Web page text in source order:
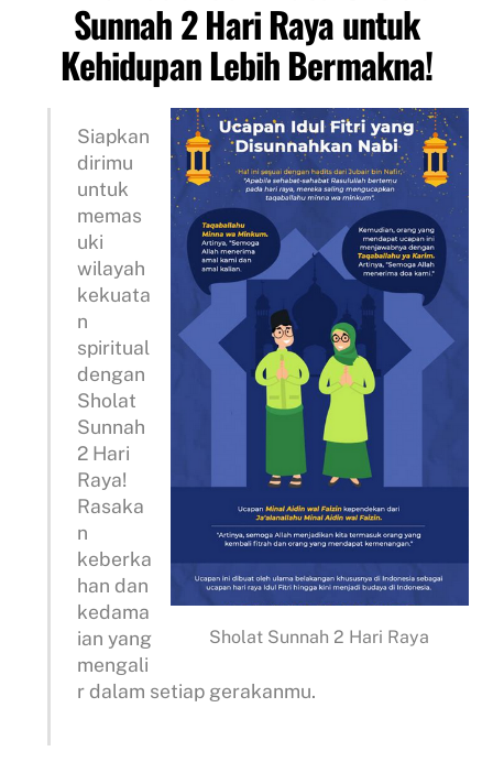
Sunnah 2 Hari Raya untuk
Kehidupan Lebih Bermakna!
Sholat Sunnah 2 Hari Raya
Siapkan
dirimu
untuk
memas
uki
wilayah
kekuata
n
spiritual
dengan
Sholat
Sunnah
2 Hari
Raya!
Rasaka
n
keberka
han dan
kedama
ian yang
mengali
r dalam setiap gerakanmu.